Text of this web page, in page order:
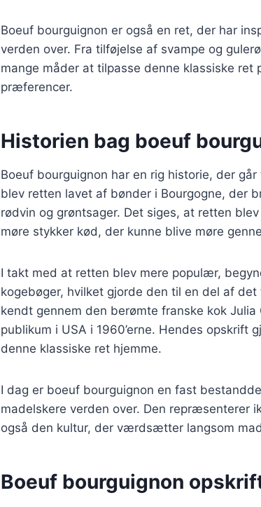
Boeuf bourguignon er også en ret, der har
verden over. Fra tilføjelse af svampe og
mange måder at tilpasse denne klassiske ret
præferencer.
Historien bag boeuf
Boeuf bourguignon har en rig historie, der
blev retten lavet af bønder i Bourgogne, der
rødvin og grøntsager. Det siges, at retten
møre stykker kød, der kunne blive møre
I takt med at retten blev mere populær,
kogebøger, hvilket gjorde den til en del af
kendt gennem den berømte franske kok
publikum i USA i 1960’erne. Hendes opskrift
denne klassiske ret hjemme.
I dag er boeuf bourguignon en fast
madelskere verden over. Den repræsenterer
også den kultur, der værdsætter langsom
Boeuf bourguignon